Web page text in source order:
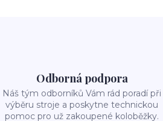
Odborná podpora
Náš tým odborníků Vám rád poradí při
výběru stroje a poskytne technickou
pomoc pro už zakoupené koloběžky.